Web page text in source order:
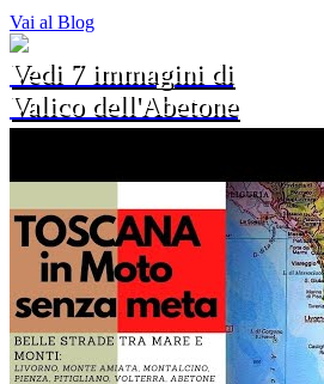
Vai al Blog
Vedi 7 immagini di
Valico dell'Abetone